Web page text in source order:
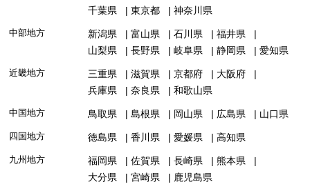
千葉県
東京都 神奈川県
中部地方 新潟県 富山県 石川県
福井県
山梨県
長野県 岐阜県 静岡県 愛知県
近畿地方 三重県 滋賀県 京都府
大阪府
兵庫県
奈良県 和歌山県
中国地方 鳥取県 島根県 岡山県 広島県 山口県
四国地方 徳島県 香川県 愛媛県 高知県
九州地方 福岡県 佐賀県 長崎県
熊本県
大分県
宮崎県 鹿児島県